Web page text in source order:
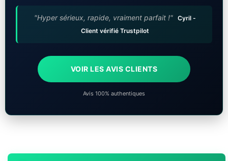
"Hyper sérieux, rapide, vraiment parfait !" Cyril -
Client vérifié Trustpilot
VOIR LES AVIS CLIENTS
Avis 100% authentiques